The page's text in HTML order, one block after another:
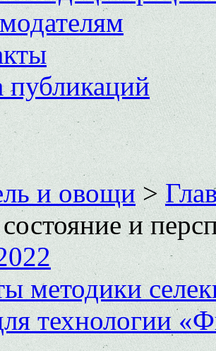
публикаций
и овощи>
и
методики
технологии